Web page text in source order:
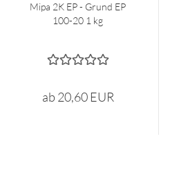
Mipa 2K EP - Grund EP
100-20 1 kg
ab 20,60 EUR